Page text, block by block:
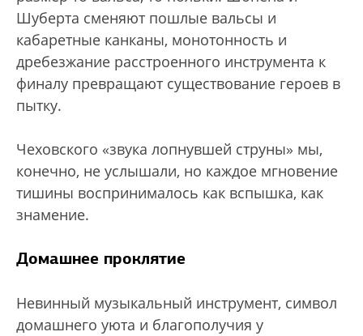
Шуберта сменяют пошлые вальсы и
кабаретные канканы, монотонность и
дребезжание расстроенного инструмента к
финалу превращают существование героев в
пытку.
Чеховского «звука лопнувшей струны» мы,
конечно, не услышали, но каждое мгновение
тишины воспринималось как вспышка, как
знамение.
Домашнее проклятие
Невинный музыкальный инструмент, символ
домашнего уюта и благополучия у